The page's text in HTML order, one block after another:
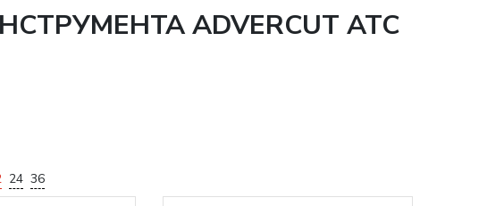
ADVERCUT ATC
24 36